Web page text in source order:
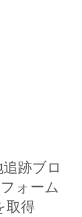
跡ブロ
ォーム
取得